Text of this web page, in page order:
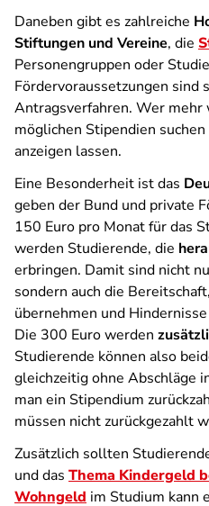
Daneben gibt es zahlreiche
Stiftungen und Vereine, die
Personengruppen oder
Fördervoraussetzungen sind
Antragsverfahren. Wer mehr
möglichen Stipendien
anzeigen lassen.
Eine Besonderheit ist das
geben der Bund und private
150 Euro pro Monat für das
werden Studierende, die
erbringen. Damit sind nicht
sondern auch die
übernehmen und
Die 300 Euro werden
Studierende können also
gleichzeitig ohne Abschläge
man ein Stipendium
müssen nicht zurückgezahlt
Zusätzlich sollten
und das Thema Kindergeld
Wohngeld im Studium kann